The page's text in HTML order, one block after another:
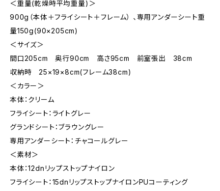
＜重量(乾燥時平均重量)＞
900g（本体＋フライシート＋フレーム） 、専用アンダーシート重
量150g(90×205cm)
＜サイズ＞
間口205cm 奥行90cm 高さ95cm 前室張出 38cm
収納時 25×19×8cm(フレーム38cm)
＜カラー＞
本体：クリーム
フライシート：ライトグレー
グランドシート：ブラウングレー
専用アンダーシート：チャコールグレー
＜素材＞
本体：12dnリップストップナイロン
フライシート：15dnリップストップナイロンPUコーティング